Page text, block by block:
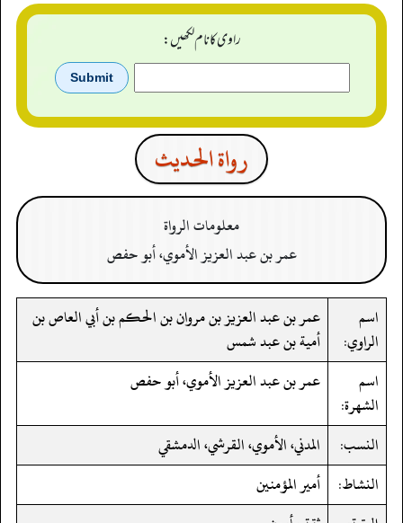
راوی کا نام لکھیں:
رواة الحدیث
معلومات الرواة
عمر بن عبد العزيز الأموي، أبو حفص
اسم
الراوي:
عمر بن عبد العزيز بن مروان بن الحكم بن أبي العاص بن
أمية بن عبد شمس
اسم
الشهرة:
عمر بن عبد العزيز الأموي، أبو حفص
النسب:
المدني، الأموي، القرشي، الدمشقي
النشاط:
أمير المؤمنين